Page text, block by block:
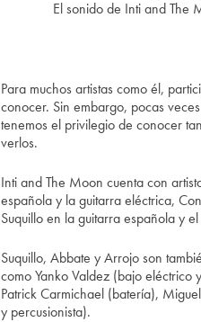
El sonido de Inti and The
Para muchos artistas como él,
conocer. Sin embargo, pocas
tenemos el privilegio de conocer
verlos.
Inti and The Moon cuenta con
española y la guitarra eléctrica,
Suquillo en la guitarra española y
Suquillo, Abbate y Arrojo son
como Yanko Valdez (bajo
Patrick Carmichael (batería),
y percusionista).